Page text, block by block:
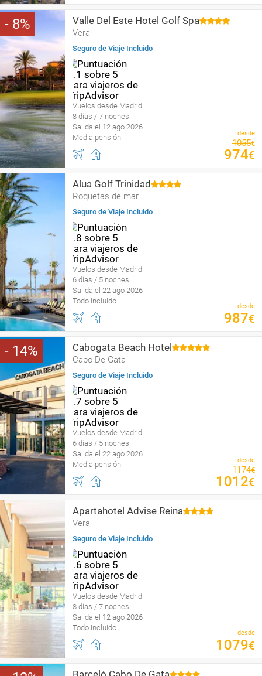
8 Valle Del Este Hotel Golf Spa
Vera
Seguro de Viaje Incluido
Vuelos desde Madrid
8 días / 7 noches
Salida el 12 ago 2026
Media pensión
desde
1055€
974€
Alua Golf Trinidad
Roquetas de mar
Seguro de Viaje Incluido
Vuelos desde Madrid
6 días / 5 noches
Salida el 22 ago 2026
Todo incluido
desde
987€
14 Cabogata Beach Hotel
Cabo De Gata
Seguro de Viaje Incluido
Vuelos desde Madrid
6 días / 5 noches
Salida el 22 ago 2026
Media pensión
desde
1174€
1012€
Apartahotel Advise Reina
Vera
Seguro de Viaje Incluido
Vuelos desde Madrid
8 días / 7 noches
Salida el 12 ago 2026
Todo incluido
desde
1079€